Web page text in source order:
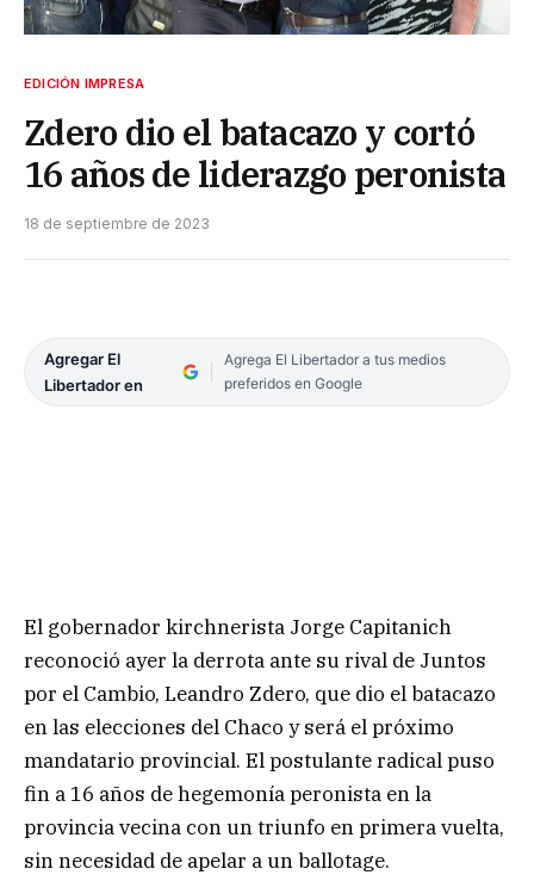
EDICIÓN IMPRESA
Zdero dio el batacazo y cortó
16 años de liderazgo peronista
18 de septiembre de 2023
Agregar El
Libertador en
Agrega El Libertador a tus medios
preferidos en Google
El gobernador kirchnerista Jorge Capitanich
reconoció ayer la derrota ante su rival de Juntos
por el Cambio, Leandro Zdero, que dio el batacazo
en las elecciones del Chaco y será el próximo
mandatario provincial. El postulante radical puso
fin a 16 años de hegemonía peronista en la
provincia vecina con un triunfo en primera vuelta,
sin necesidad de apelar a un ballotage.